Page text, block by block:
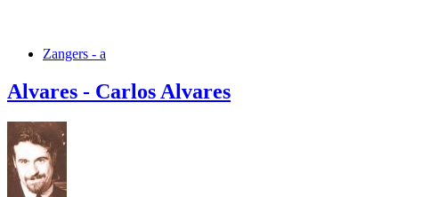
Zangers - a
Alvares - Carlos Alvares